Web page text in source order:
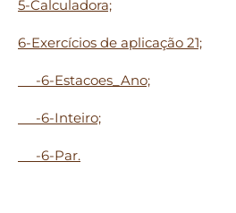
5-Calculadora;
6-Exercícios de aplicação 21;
-6-Estacoes_Ano;
-6-Inteiro;
-6-Par.